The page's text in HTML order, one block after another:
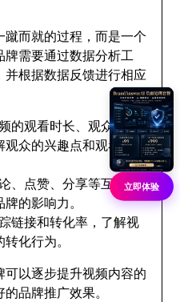
而就的过程，而是一个
需要通过数据分析工
根据数据反馈进行相应
的观看时长、观众来
众的兴趣点和观看行
、点赞、分享等互动数
的影响力。
链接和转化率，了解视
化行为。
以逐步提升视频内容的
品牌推广效果。
立即体验